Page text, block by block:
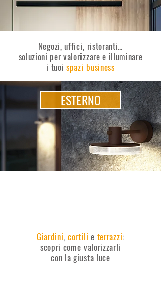
ESTERNO
Negozi, uffici, ristoranti…
soluzioni per valorizzare e illuminare
i tuoispazi business
Giardini, cortilie terrazzi:
scopri come valorizzarli
con la giusta luce